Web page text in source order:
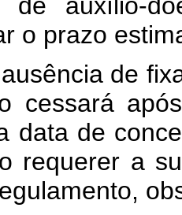
o prazo
de
cessará
data de
requerer a